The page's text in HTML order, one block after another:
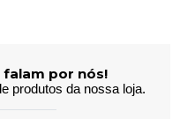
falam por nós!
produtos da nossa loja.